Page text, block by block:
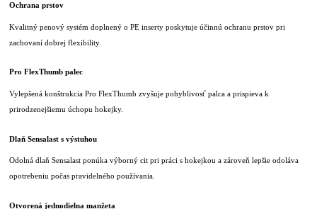
Ochrana prstov
Kvalitný penový systém doplnený o PE inserty poskytuje účinnú ochranu prstov pri
zachovaní dobrej flexibility.
Pro FlexThumb palec
Vylepšená konštrukcia Pro FlexThumb zvyšuje pohyblivosť palca a prispieva k
prirodzenejšiemu úchopu hokejky.
Dlaň Sensalast s výstuhou
Odolná dlaň Sensalast ponúka výborný cit pri práci s hokejkou a zároveň lepšie odoláva
opotrebeniu počas pravidelného používania.
Otvorená jednodielna manžeta